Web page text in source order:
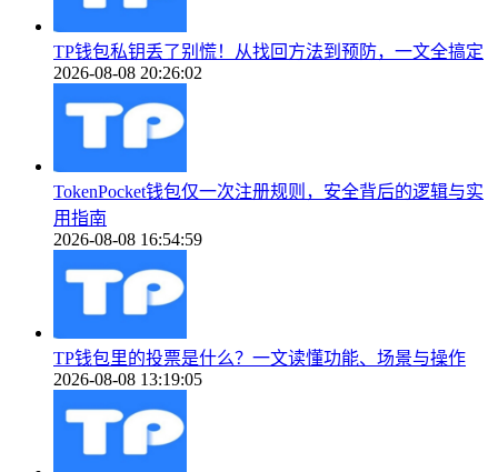
TP钱包私钥丢了别慌！从找回方法到预防，一文全搞定
2026-08-08 20:26:02
TokenPocket钱包仅一次注册规则，安全背后的逻辑与实
用指南
2026-08-08 16:54:59
TP钱包里的投票是什么？一文读懂功能、场景与操作
2026-08-08 13:19:05